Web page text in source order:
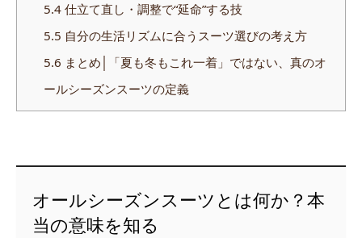
5.4仕立て直し・調整で“延命”する技
5.5 自分の生活リズムに合うスーツ選びの考え方
5.6 まとめ│「夏も冬もこれ一着」ではない、真のオ
ールシーズンスーツの定義
オールシーズンスーツとは何か？本
当の意味を知る